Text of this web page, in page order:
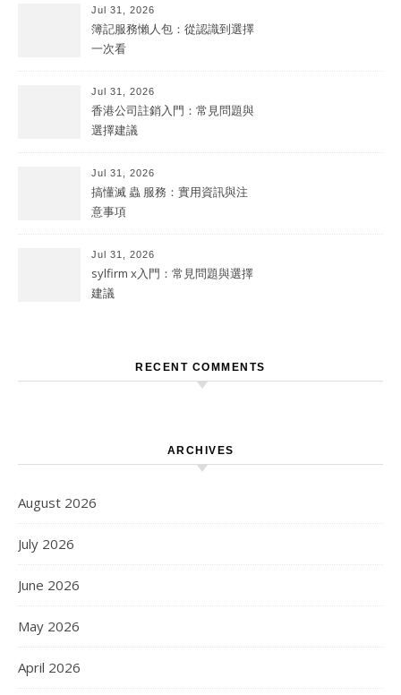
Jul 31, 2026
簿記服務懶人包：從認識到選擇
一次看
Jul 31, 2026
香港公司註銷入門：常見問題與
選擇建議
Jul 31, 2026
搞懂滅 蟲 服務：實用資訊與注
意事項
Jul 31, 2026
sylfirm x入門：常見問題與選擇
建議
RECENT COMMENTS
ARCHIVES
August 2026
July 2026
June 2026
May 2026
April 2026